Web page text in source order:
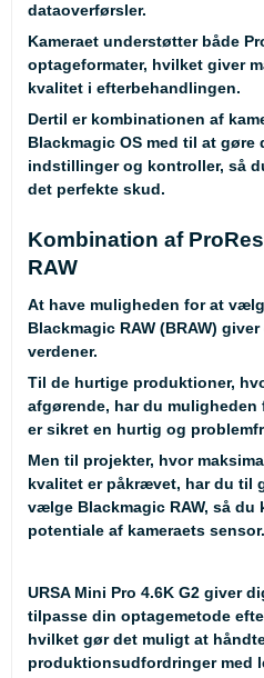
dataoverførsler.
Kameraet understøtter både
optageformater, hvilket giver
kvalitet i efterbehandlingen.
Dertil er kombinationen af
Blackmagic OS med til at gøre
indstillinger og kontroller, så
det perfekte skud.
Kombination af
RAW
At have muligheden for at
Blackmagic RAW (BRAW)
verdener.
Til de hurtige produktioner,
afgørende, har du
er sikret en hurtig og
Men til projekter, hvor
kvalitet er påkrævet, har du til
vælge Blackmagic RAW, så
potentiale af kameraets sensor.
URSA Mini Pro 4.6K G2 giver
tilpasse din optagemetode
hvilket gør det muligt at
produktionsudfordringer med